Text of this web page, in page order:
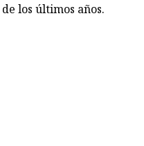
los últimos años.